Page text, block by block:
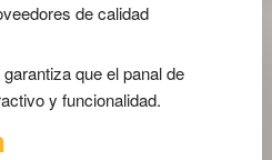
de calidad
que el panal de
y funcionalidad.